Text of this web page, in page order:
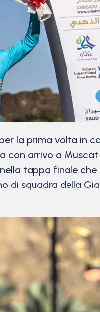
la prima volta in
con arrivo a
tappa finale
di squadra della